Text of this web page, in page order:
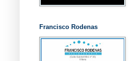
Francisco Rodenas